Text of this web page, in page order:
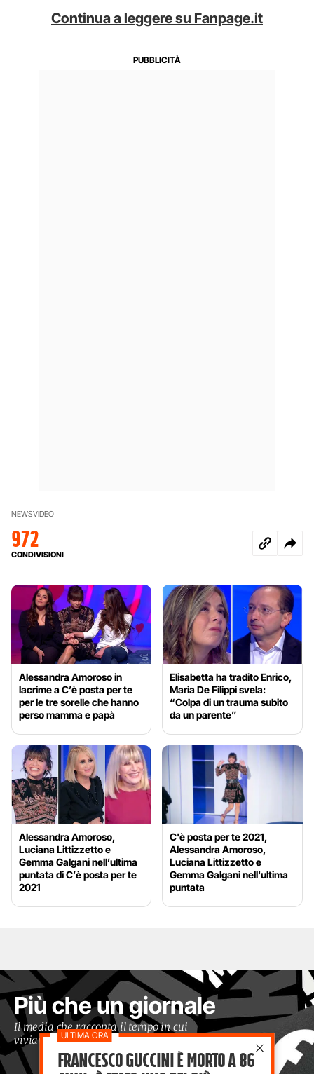
Continua a leggere su Fanpage.it
NEWSVIDEO
972
CONDIVISIONI
Alessandra Amoroso in
lacrime a C’è posta per te
per le tre sorelle che hanno
perso mamma e papà
Elisabetta ha tradito Enrico,
Maria De Filippi svela:
“Colpa di un trauma subito
da un parente”
Alessandra Amoroso,
Luciana Littizzetto e
Gemma Galgani nell’ultima
puntata di C’è posta per te
2021
C'è posta per te 2021,
Alessandra Amoroso,
Luciana Littizzetto e
Gemma Galgani nell'ultima
puntata
Più che un giornale
Il media che racconta il tempo in cui
viviamo con occhi moderni
Francesco Guccini è morto a 86